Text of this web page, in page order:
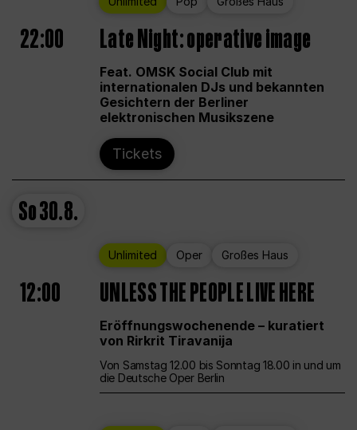
22:00 Late Night: operative image
Feat. OMSK Social Club mit
internationalen DJs und bekannten
Gesichtern der Berliner
elektronischen Musikszene
Tickets
So30.8.
Unlimited Oper Großes Haus
12:00 UNLESS THE PEOPLE LIVE HERE
Eröffnungswochenende – kuratiert
von Rirkrit Tiravanija
Von Samstag 12.00 bis Sonntag 18.00 in und um
die Deutsche Oper Berlin